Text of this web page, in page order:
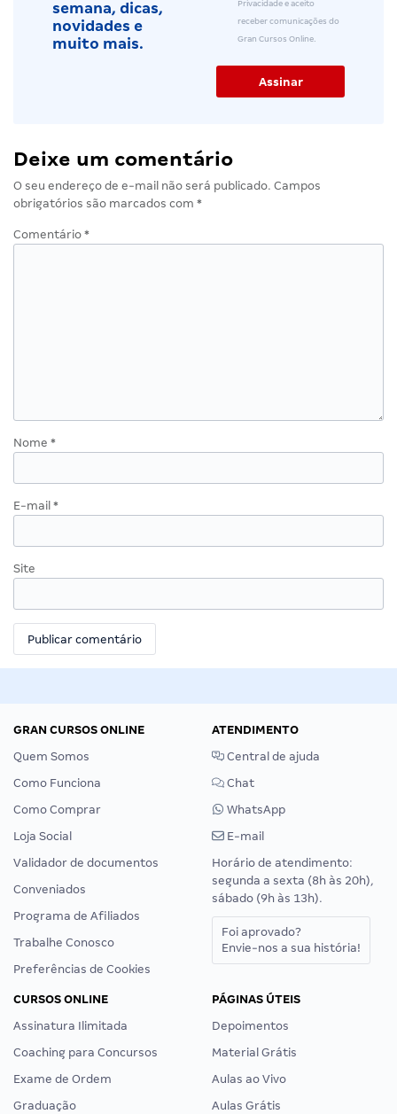
semana, dicas,
novidades e
muito mais.
Privacidade e aceito
receber comunicações do
Gran Cursos Online.
Deixe um comentário
O seu endereço de e-mail não será publicado. Campos
obrigatórios são marcados com *
Comentário *
Nome *
E-mail *
Site
GRAN CURSOS ONLINE
Quem Somos
Como Funciona
Como Comprar
Loja Social
Validador de documentos
Conveniados
Programa de Afiliados
Trabalhe Conosco
Preferências de Cookies
ATENDIMENTO
Central de ajuda
Chat
WhatsApp
E-mail
Horário de atendimento:
segunda a sexta (8h às 20h),
sábado (9h às 13h).
Foi aprovado?
Envie-nos a sua história!
CURSOS ONLINE
Assinatura Ilimitada
Coaching para Concursos
Exame de Ordem
Graduação
PÁGINAS ÚTEIS
Depoimentos
Material Grátis
Aulas ao Vivo
Aulas Grátis